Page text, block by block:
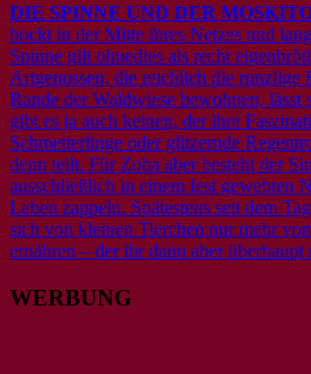
DIE SPINNE UND DER
hockt in der Mitte ihres Netzes und
Spinne gilt ohnedies als recht
Artgenossen, die reichlich die runzlige
Rande der Waldwiese bewohnen, lässt
gibt es ja auch keinen, der ihre
Schmetterlinge oder glitzernde
denn teilt. Für Zoba aber besteht der
ausschließlich in einem fest gewebten
Leben zappeln. Spätestens seit dem
sich von kleinen Tierchen nur mehr
ernähren – der ihr dann aber überhaupt
WERBUNG